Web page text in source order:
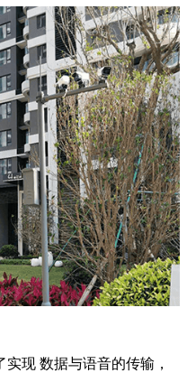
现 数据与语音的传输，